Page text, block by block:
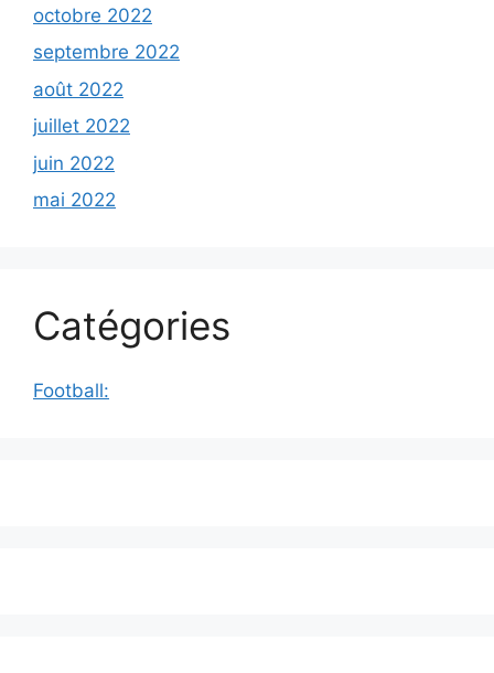
octobre 2022
septembre 2022
août 2022
juillet 2022
juin 2022
mai 2022
Catégories
Football: